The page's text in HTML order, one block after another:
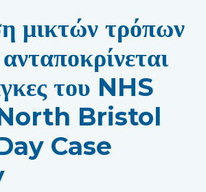
μικτών τρόπων
του NHS
North Bristol
Case